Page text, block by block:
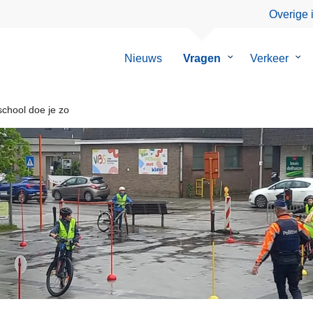
Overige
Nieuws Vragen
Submenu
Verkeer
doe je zo